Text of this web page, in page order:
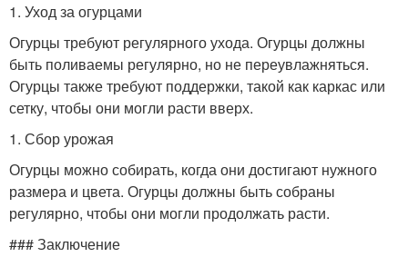
1. Уход за огурцами
Огурцы требуют регулярного ухода. Огурцы должны
быть поливаемы регулярно, но не переувлажняться.
Огурцы также требуют поддержки, такой как каркас или
сетку, чтобы они могли расти вверх.
1. Сбор урожая
Огурцы можно собирать, когда они достигают нужного
размера и цвета. Огурцы должны быть собраны
регулярно, чтобы они могли продолжать расти.
### Заключение